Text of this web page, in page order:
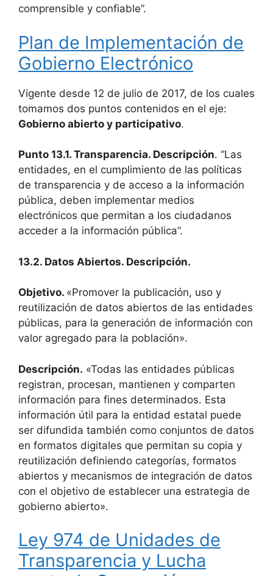
comprensible y confiable”.
Plan de Implementación de
Gobierno Electrónico
Vigente desde 12 de julio de 2017, de los cuales
tomamos dos puntos contenidos en el eje:
Gobierno abierto y participativo.
Punto 13.1. Transparencia. Descripción. “Las
entidades, en el cumplimiento de las políticas
de transparencia y de acceso a la información
pública, deben implementar medios
electrónicos que permitan a los ciudadanos
acceder a la información pública”.
13.2. Datos Abiertos. Descripción.
Objetivo. «Promover la publicación, uso y
reutilización de datos abiertos de las entidades
públicas, para la generación de información con
valor agregado para la población».
Descripción. «Todas las entidades públicas
registran, procesan, mantienen y comparten
información para fines determinados. Esta
información útil para la entidad estatal puede
ser difundida también como conjuntos de datos
en formatos digitales que permitan su copia y
reutilización definiendo categorías, formatos
abiertos y mecanismos de integración de datos
con el objetivo de establecer una estrategia de
gobierno abierto».
Ley 974 de Unidades de
Transparencia y Lucha